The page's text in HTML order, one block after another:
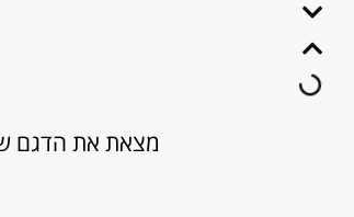
מצאת את הדגם